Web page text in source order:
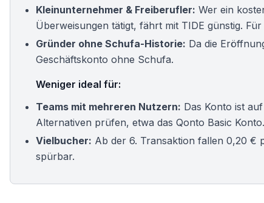
Kleinunternehmer & Freiberufler: Wer ein
Überweisungen tätigt, fährt mit TIDE günstig. Für
Gründer ohne Schufa-Historie: Da die
Geschäftskonto ohne Schufa.
Weniger ideal für:
Teams mit mehreren Nutzern: Das Konto ist
Alternativen prüfen, etwa das Qonto Basic Konto.
Vielbucher: Ab der 6. Transaktion fallen 0,20 €
spürbar.